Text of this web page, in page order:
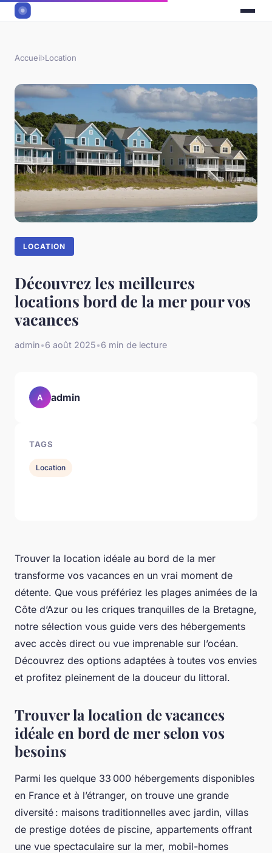
Accueil›Location
LOCATION
Découvrez les meilleures
locations bord de la mer pour vos
vacances
admin•6 août 2025•6 min de lecture
Trouver la location idéale au bord de la mer
transforme vos vacances en un vrai moment de
détente. Que vous préfériez les plages animées de la
Côte d’Azur ou les criques tranquilles de la Bretagne,
notre sélection vous guide vers des hébergements
avec accès direct ou vue imprenable sur l’océan.
Découvrez des options adaptées à toutes vos envies
et profitez pleinement de la douceur du littoral.
Trouver la location de vacances
idéale en bord de mer selon vos
besoins
Parmi les quelque 33 000 hébergements disponibles
en France et à l’étranger, on trouve une grande
diversité : maisons traditionnelles avec jardin, villas
de prestige dotées de piscine, appartements offrant
une vue spectaculaire sur la mer, mobil-homes
A admin
TAGS
Location